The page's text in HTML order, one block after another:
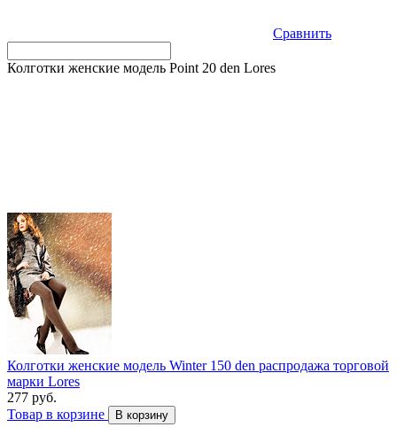
Сравнить
Колготки женские модель Point 20 den Lores
Колготки женские модель Winter 150 den распродажа торговой
марки Lores
277 руб.
Товар в корзине
В корзину